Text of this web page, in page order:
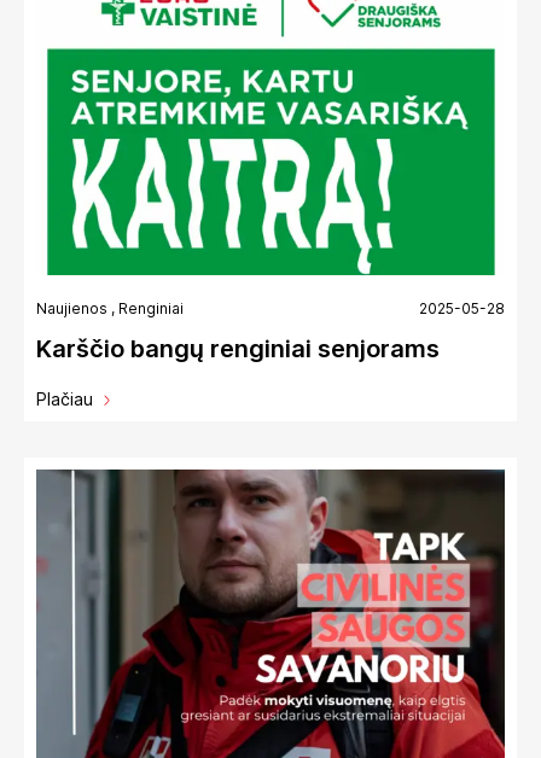
Naujienos , Renginiai 2025-05-28
Karščio bangų renginiai senjorams
Plačiau